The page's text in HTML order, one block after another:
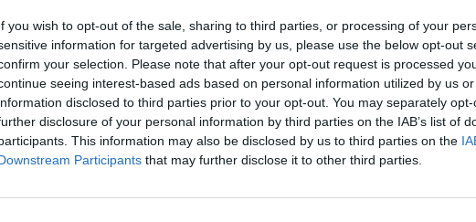
you wish to opt-out of the sale, sharing to third parties, or processing of your
information for targeted advertising by us, please use the below opt-out
your selection. Please note that after your opt-out request is processed
seeing interest-based ads based on personal information utilized by us
disclosed to third parties prior to your opt-out. You may separately
disclosure of your personal information by third parties on the IAB’s list of
This information may also be disclosed by us to third parties on the
Participants that may further disclose it to other third parties.